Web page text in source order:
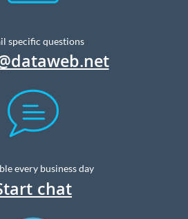
specific questions
every business day
chat